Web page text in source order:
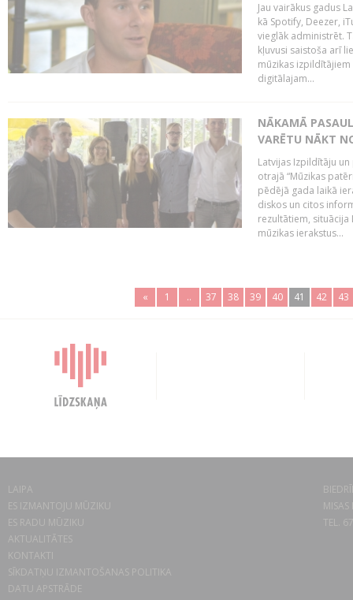
Jau vairākus gadus
kā Spotify, Deezer,
vieglāk administrēt.
kļuvusi saistoša arī
mūzikas
digitālajam...
NĀKAMĀ
VARĒTU NĀKT
Latvijas Izpildītāju
otrajā “Mūzikas
pēdējā gada laikā
diskos un citos
rezultātiem, situācija
mūzikas ierakstus...
« 1 .. 37 38 39 40 41 42 43
LAIPA
ES IZMANTOJU MŪZIKU
ES RADU MŪZIKU
AKTUALITĀTES
KONTAKTI
SĪKDATŅU IZMANTOŠANAS POLITIKA
DATU APSTRĀDE
TEL.